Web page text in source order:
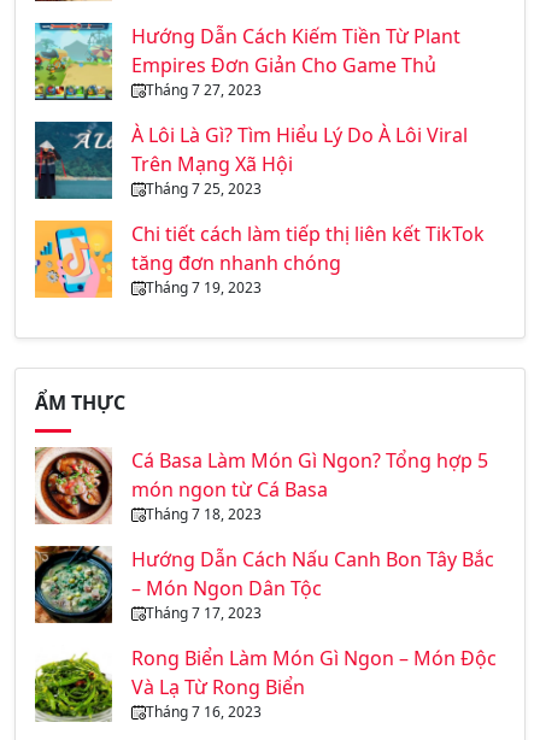
Hướng Dẫn Cách Kiếm Tiền Từ Plant
Empires Đơn Giản Cho Game Thủ
Tháng 7 27, 2023
À Lôi Là Gì? Tìm Hiểu Lý Do À Lôi Viral
Trên Mạng Xã Hội
Tháng 7 25, 2023
Chi tiết cách làm tiếp thị liên kết TikTok
tăng đơn nhanh chóng
Tháng 7 19, 2023
ẨM THỰC
Cá Basa Làm Món Gì Ngon? Tổng hợp 5
món ngon từ Cá Basa
Tháng 7 18, 2023
Hướng Dẫn Cách Nấu Canh Bon Tây Bắc
– Món Ngon Dân Tộc
Tháng 7 17, 2023
Rong Biển Làm Món Gì Ngon – Món Độc
Và Lạ Từ Rong Biển
Tháng 7 16, 2023